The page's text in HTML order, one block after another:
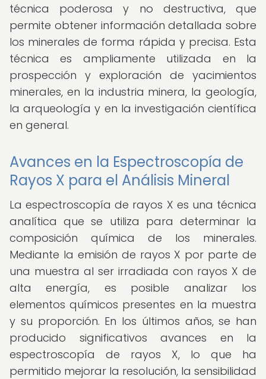
técnica poderosa y no destructiva, que
permite obtener información detallada sobre
los minerales de forma rápida y precisa. Esta
técnica es ampliamente utilizada en la
prospección y exploración de yacimientos
minerales, en la industria minera, la geología,
la arqueología y en la investigación científica
en general.
Avances en la Espectroscopía de
Rayos X para el Análisis Mineral
La espectroscopía de rayos X es una técnica
analítica que se utiliza para determinar la
composición química de los minerales.
Mediante la emisión de rayos X por parte de
una muestra al ser irradiada con rayos X de
alta energía, es posible analizar los
elementos químicos presentes en la muestra
y su proporción. En los últimos años, se han
producido significativos avances en la
espectroscopía de rayos X, lo que ha
permitido mejorar la resolución, la sensibilidad